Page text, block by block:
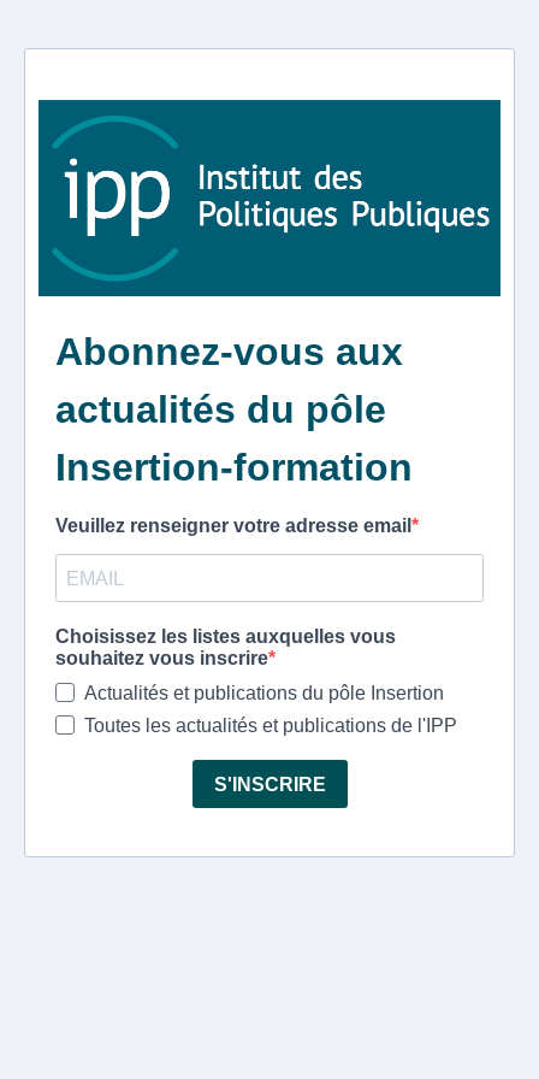
Abonnez-vous aux
actualités du pôle
Insertion-formation
Veuillez renseigner votre adresse email
Choisissez les listes auxquelles vous
souhaitez vous inscrire
Actualités et publications du pôle Insertion
Toutes les actualités et publications de l'IPP
S'INSCRIRE